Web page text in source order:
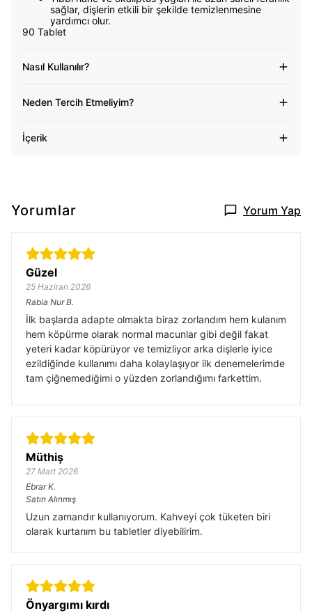
sağlar, dişlerin etkili bir şekilde temizlenmesine
yardımcı olur.
90 Tablet
Nasıl Kullanılır?
Neden Tercih Etmeliyim?
İçerik
Yorumlar Yorum Yap
Güzel
25 Haziran 2026
Rabia Nur B.
İlk başlarda adapte olmakta biraz zorlandım hem kulanım
hem köpürme olarak normal macunlar gibi değil fakat
yeteri kadar köpürüyor ve temizliyor arka dişlerle iyice
ezildiğinde kullanımı daha kolaylaşıyor ilk denemelerimde
tam çiğnemediğimi o yüzden zorlandığımı farkettim.
Müthiş
27 Mart 2026
Ebrar K.
Satın Alınmış
Uzun zamandır kullanıyorum. Kahveyi çok tüketen biri
olarak kurtarıım bu tabletler diyebilirim.
Önyargımı kırdı